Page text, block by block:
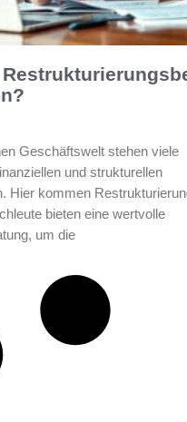
Geschäftswelt stehen viele
und strukturellen
Hier kommen
bieten eine wertvolle
um die